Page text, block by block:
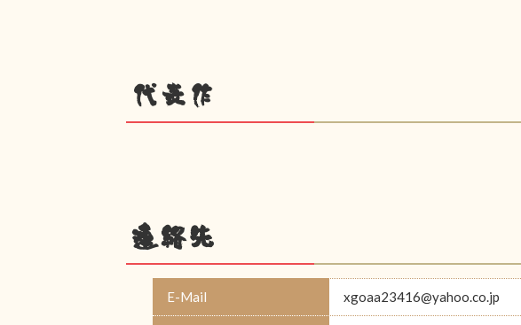
代表作
連絡先
E-Mail xgoaa23416@yahoo.co.jp